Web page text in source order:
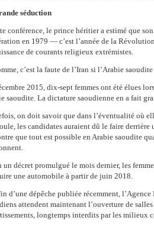
séduction
conférence, le prince héritier a estimé que
en 1979 — c’est l’année de la
de courants religieux extrémistes.
c’est la faute de l’Iran si l’Arabie
2015, dix-sept femmes ont été élues
saoudite. La dictature saoudienne en a fait
on doit savoir que dans l’éventualité où
les candidates auraient dû le faire
que tout est possible en Arabie saoudite
un décret promulgué le mois dernier, les
une automobile à partir de juin 2018.
d’une dépêche publiée récemment, l’Agence
attendent maintenant l’ouverture de
longtemps interdits par les milieux